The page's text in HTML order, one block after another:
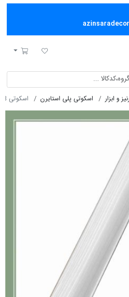
لیست مورد علاقه
سبد خرید
و ابزار اسکوتی پلی استایرن اسکوتی 3 سانت صدفی 1802